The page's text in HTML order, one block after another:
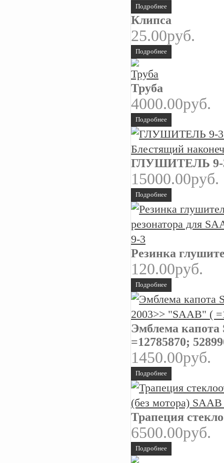
Подробнее
Клипса
25.00руб.
Подробнее
Труба
4000.00руб.
Подробнее
ГЛУШИТЕЛЬ 9-3
15000.00руб.
Подробнее
Резинка
120.00руб.
Подробнее
Эмблема капота
=12785870;
1450.00руб.
Подробнее
Трапеция
6500.00руб.
Подробнее